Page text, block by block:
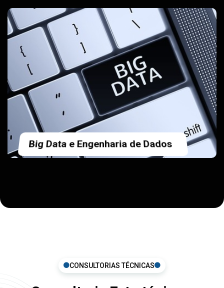
CONSULTORIAS TÉCNICAS
Consultoria Estratégica e
Operacional
Apoiamos empresas em seus desafios técnicos e